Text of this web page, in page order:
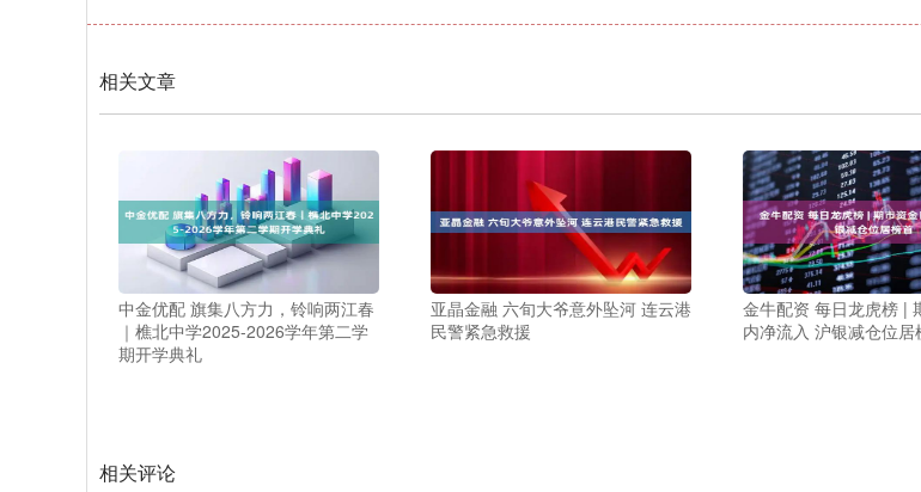
相关文章
中金优配 旗集八方力，铃响两江春
｜樵北中学2025-2026学年第二学
期开学典礼
亚晶金融 六旬大爷意外坠河 连云港
民警紧急救援
金牛配资 每日龙虎榜 |
内净流入 沪银减仓位居
相关评论